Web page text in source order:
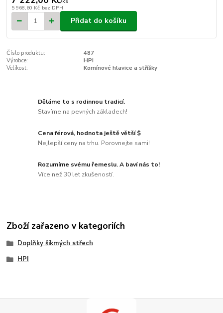
5 968,60 Kč bez DPH
Přidat do košíku
Číslo produktu:
487
Výrobce:
HPI
Velikost:
Komínové hlavice a stříšky
Děláme to s rodinnou tradicí.
Stavíme na pevných základech!
Cena férová, hodnota ještě větší $
Nejlepší ceny na trhu. Porovnejte sami!
Rozumíme svému řemeslu. A baví nás to!
Více než 30 let zkušeností.
Zboží zařazeno v kategoriích
Doplňky šikmých střech
HPI